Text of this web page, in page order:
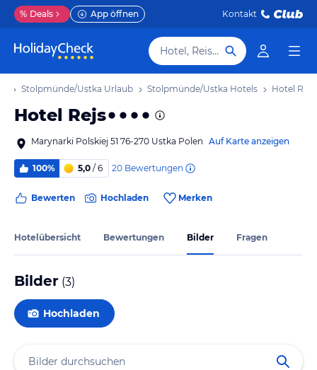
% Deals App öffnen Kontakt
Hotel, Reiseziel
Stolpmünde/Ustka Urlaub Stolpmünde/Ustka Hotels Hotel Rejs
Hotel Rejs
Marynarki Polskiej 51 76-270 Ustka Polen Auf Karte anzeigen
100% 5,0 / 6 20 Bewertungen
Bewerten Hochladen Merken
Hotelübersicht Bewertungen Bilder Fragen
Bilder (3)
Hochladen